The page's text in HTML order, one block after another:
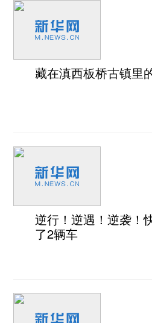
藏在滇西板桥古镇里
逆行！逆遇！逆袭！
了2辆车